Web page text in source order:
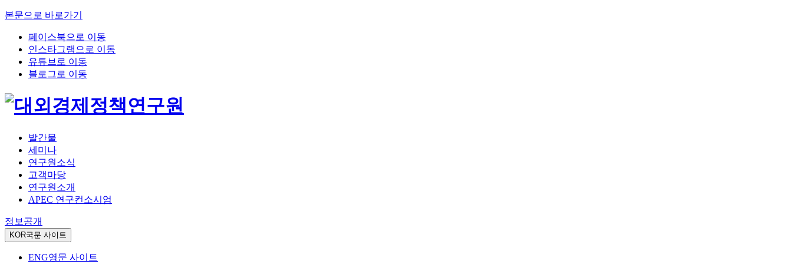
본문으로 바로가기
페이스북으로 이동
인스타그램으로 이동
유튜브로 이동
블로그로 이동
발간물
세미나
연구원소식
고객마당
연구원소개
APEC 연구컨소시엄
정보공개
KOR국문 사이트
ENG영문 사이트